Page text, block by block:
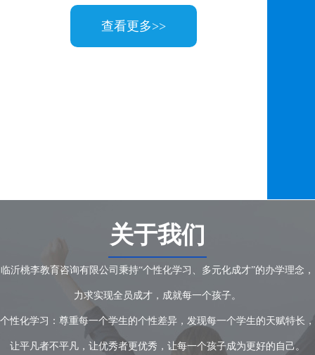
查看更多>>
关于我们
临沂桃李教育咨询有限公司秉持“个性化学习、多元化成才”的办学理念，
力求实现全员成才，成就每一个孩子。
个性化学习：尊重每一个学生的个性差异，发现每一个学生的天赋特长，
让平凡者不平凡，让优秀者更优秀，让每一个孩子成为更好的自己。